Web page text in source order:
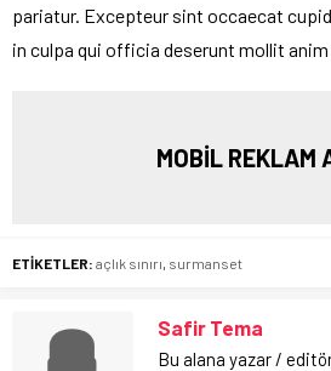
pariatur. Excepteur sint occaecat
in culpa qui officia deserunt mollit
MOBİL REKLAM
ETİKETLER: açlık sınırı, surmanset
Safir Tema
Bu alana yazar /